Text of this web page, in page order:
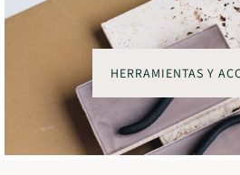
HERRAMIENTAS Y